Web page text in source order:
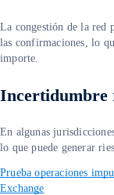
La congestión de la red
las confirmaciones, lo
importe.
Incertidumbre
En algunas
lo que puede generar
Prueba operaciones
Exchange